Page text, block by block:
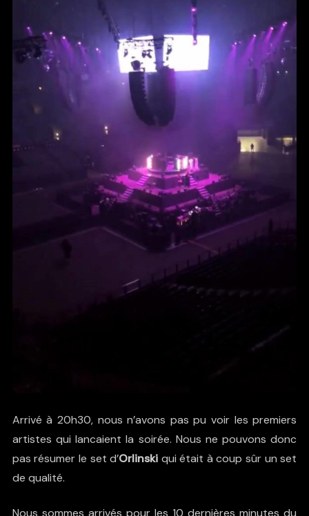
Arrivé à 20h30, nous n’avons pas pu voir les premiers
artistes qui lancaient la soirée. Nous ne pouvons donc
pas résumer le set d’Orlinski qui était à coup sûr un set
de qualité.
Nous sommes arrivés pour les 10 dernières minutes du